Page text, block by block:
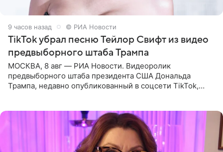
9 часов назад © РИА Новости
TikTok убрал песню Тейлор Свифт из видео
предвыборного штаба Трампа
МОСКВА, 8 авг — РИА Новости. Видеоролик
предвыборного штаба президента США Дональда
Трампа, недавно опубликованный в соцсети TikTok,